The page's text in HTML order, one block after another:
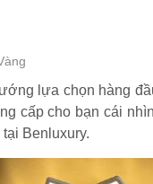
lựa chọn hàng
cấp cho bạn cái
Benluxury.